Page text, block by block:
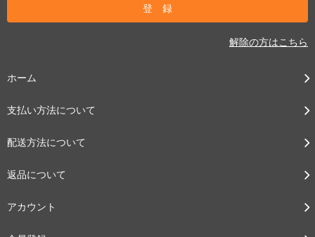
解除の方はこちら
ホーム
支払い方法について
配送方法について
返品について
アカウント